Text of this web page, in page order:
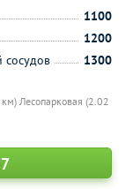
км) Лесопарковая (2.02
1100
1200
сосудов
1300